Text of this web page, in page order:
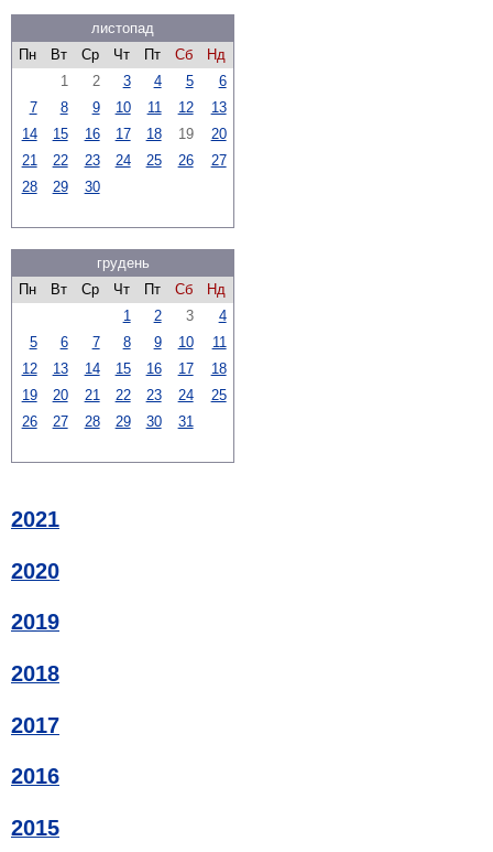
листопад
Пн
Вт Ср Чт Пт Сб
Нд
1
2 3 4 5
6
7
8 9 10 11 12
13
14
15 16 17 18 19
20
21
22 23 24 25 26
27
28
29 30
грудень
Пн
Вт Ср Чт Пт Сб
Нд
1
2 3
4
5
6 7 8 9 10
11
12
13 14 15 16 17
18
19
20 21 22 23 24
25
26
27 28 29 30 31
2021
2020
2019
2018
2017
2016
2015